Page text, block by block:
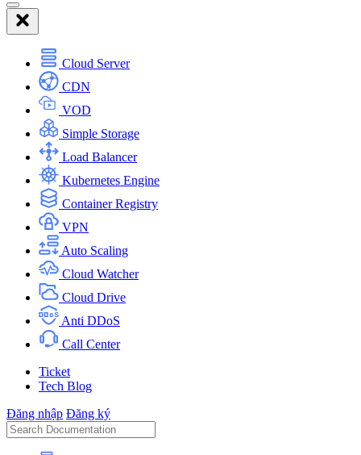
Cloud Server
CDN
VOD
Simple Storage
Load Balancer
Kubernetes Engine
Container Registry
VPN
Auto Scaling
Cloud Watcher
Cloud Drive
Anti DDoS
Call Center
Ticket
Tech Blog
Đăng nhập Đăng ký